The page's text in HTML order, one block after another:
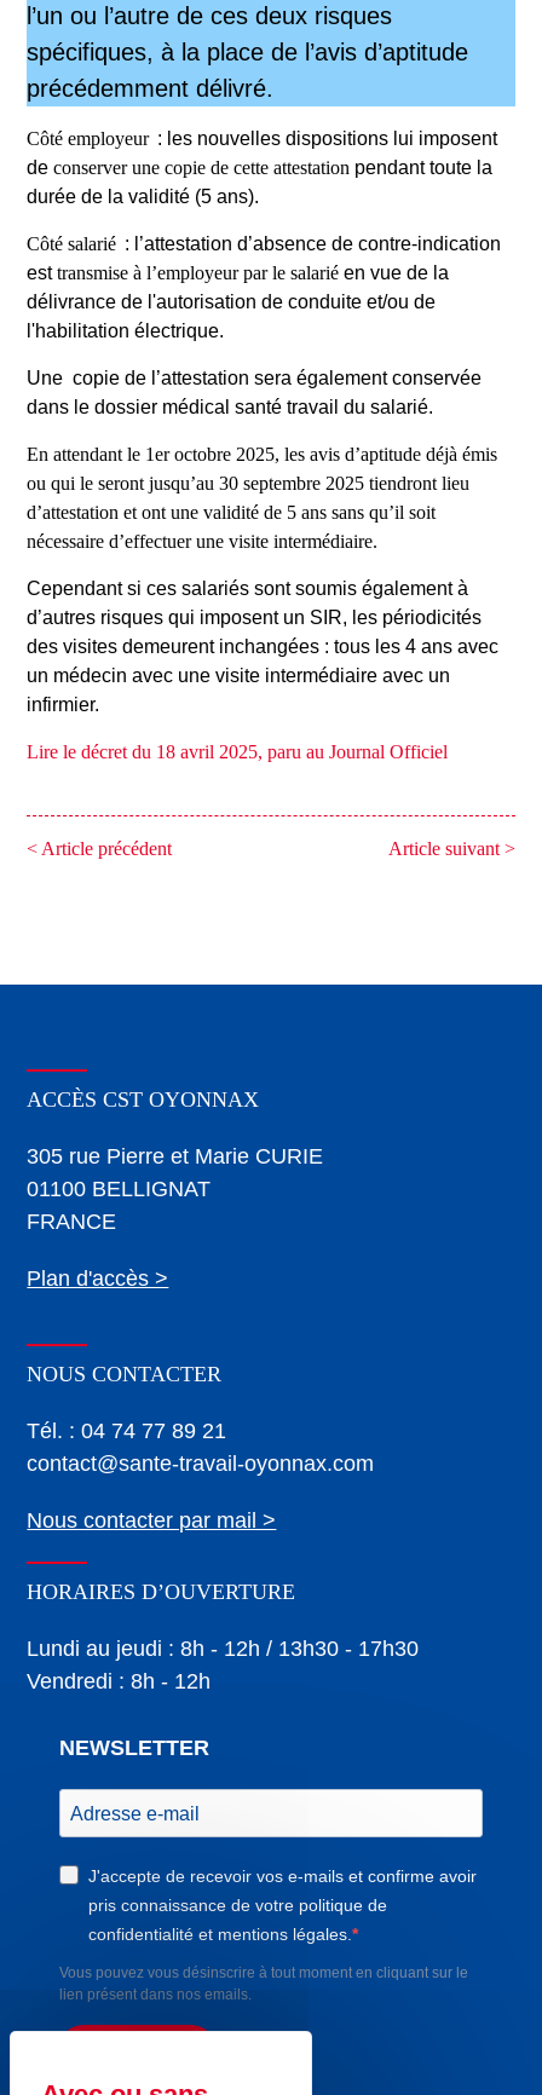
l’un ou l’autre de ces deux risques
spécifiques, à la place de l’avis d’aptitude
précédemment délivré.
Côté employeur: les nouvelles dispositions lui imposent
deconserver une copie de cette attestation pendant toute la
durée de la validité (5 ans).
Côté salarié : l’attestation d’absence de contre-indication
esttransmise à l’employeur par le salarié en vue de la
délivrance de l'autorisation de conduite et/ou de
l'habilitation électrique.
Une copie de l’attestation sera également conservée
dans le dossier médical santé travail du salarié.
En attendant le 1er octobre 2025, les avis d’aptitude déjà émis
ou qui le seront jusqu’au 30 septembre 2025 tiendront lieu
d’attestation et ont une validité de 5 ans sans qu’il soit
nécessaire d’effectuer une visite intermédiaire.
Cependant si ces salariés sont soumis également à
d’autres risques qui imposent un SIR, les périodicités
des visites demeurent inchangées : tous les 4 ans avec
un médecin avec une visite intermédiaire avec un
infirmier.
Lire le décret du 18 avril 2025, paru au Journal Officiel
< Article précédent Article suivant >
ACCÈS CST OYONNAX
305 rue Pierre et Marie CURIE
01100 BELLIGNAT
FRANCE
Plan d'accès >
NOUS CONTACTER
Tél. : 04 74 77 89 21
contact@sante-travail-oyonnax.com
Nous contacter par mail >
HORAIRES D’OUVERTURE
Lundi au jeudi : 8h - 12h / 13h30 - 17h30
Vendredi : 8h - 12h
NEWSLETTER
J'accepte de recevoir vos e-mails et confirme avoir
pris connaissance de votre politique de
confidentialité et mentions légales.
Vous pouvez vous désinscrire à tout moment en cliquant sur le
lien présent dans nos emails.